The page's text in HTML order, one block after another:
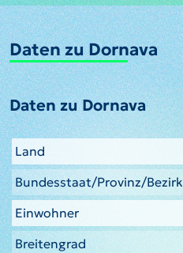
Daten zu Dornava
Daten zu Dornava
Land
Bundesstaat/Provinz/Bezirk
Einwohner
Breitengrad